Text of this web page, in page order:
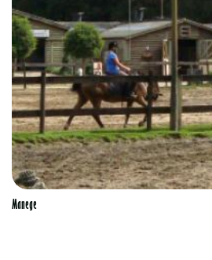
Manege
Item